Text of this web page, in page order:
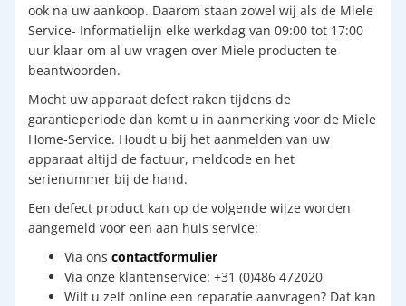
ook na uw aankoop. Daarom staan zowel wij als de Miele
Service- Informatielijn elke werkdag van 09:00 tot 17:00
uur klaar om al uw vragen over Miele producten te
beantwoorden.
Mocht uw apparaat defect raken tijdens de
garantieperiode dan komt u in aanmerking voor de Miele
Home-Service. Houdt u bij het aanmelden van uw
apparaat altijd de factuur, meldcode en het
serienummer bij de hand.
Een defect product kan op de volgende wijze worden
aangemeld voor een aan huis service:
Via ons contactformulier
Via onze klantenservice: +31 (0)486 472020
Wilt u zelf online een reparatie aanvragen? Dat kan